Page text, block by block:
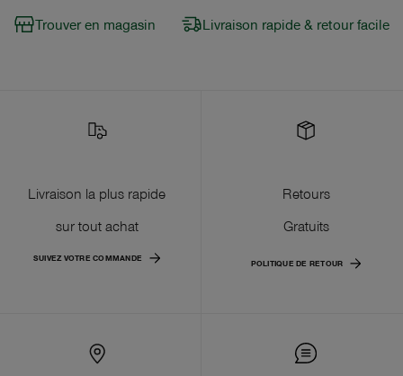
Trouver en magasin Livraison rapide & retour facile
Livraison la plus rapide
sur tout achat
SUIVEZ VOTRE COMMANDE
Retours
Gratuits
POLITIQUE DE RETOUR